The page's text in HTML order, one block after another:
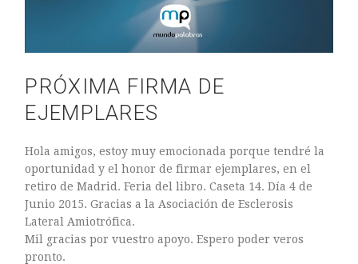
PRÓXIMA FIRMA DE
EJEMPLARES
Hola amigos, estoy muy emocionada porque tendré la
oportunidad y el honor de firmar ejemplares, en el
retiro de Madrid. Feria del libro. Caseta 14. Día 4 de
Junio 2015. Gracias a la Asociación de Esclerosis
Lateral Amiotrófica.
Mil gracias por vuestro apoyo. Espero poder veros
pronto.